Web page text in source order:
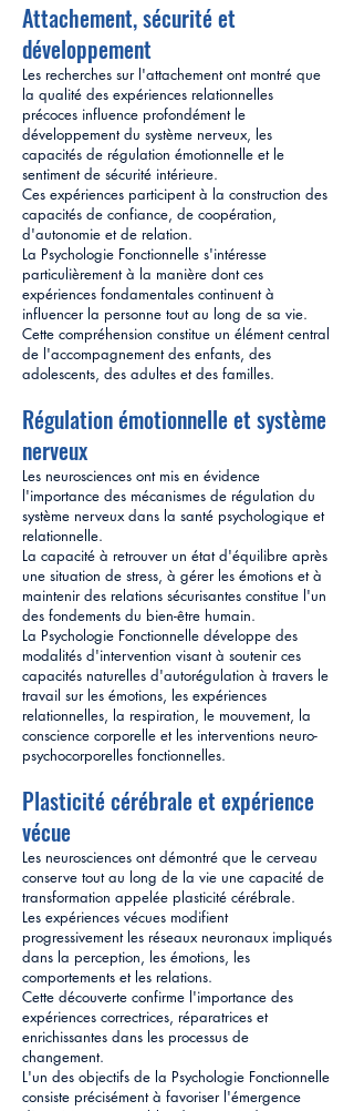
Attachement, sécurité et
développement
Les recherches sur l'attachement ont montré que
la qualité des expériences relationnelles
précoces influence profondément le
développement du système nerveux, les
capacités de régulation émotionnelle et le
sentiment de sécurité intérieure.
Ces expériences participent à la construction des
capacités de confiance, de coopération,
d'autonomie et de relation.
La Psychologie Fonctionnelle s'intéresse
particulièrement à la manière dont ces
expériences fondamentales continuent à
influencer la personne tout au long de sa vie.
Cette compréhension constitue un élément central
de l'accompagnement des enfants, des
adolescents, des adultes et des familles.
Régulation émotionnelle et système
nerveux
Les neurosciences ont mis en évidence
l'importance des mécanismes de régulation du
système nerveux dans la santé psychologique et
relationnelle.
La capacité à retrouver un état d'équilibre après
une situation de stress, à gérer les émotions et à
maintenir des relations sécurisantes constitue l'un
des fondements du bien-être humain.
La Psychologie Fonctionnelle développe des
modalités d'intervention visant à soutenir ces
capacités naturelles d'autorégulation à travers le
travail sur les émotions, les expériences
relationnelles, la respiration, le mouvement, la
conscience corporelle et les interventions neuro-
psychocorporelles fonctionnelles.
Plasticité cérébrale et expérience
vécue
Les neurosciences ont démontré que le cerveau
conserve tout au long de la vie une capacité de
transformation appelée plasticité cérébrale.
Les expériences vécues modifient
progressivement les réseaux neuronaux impliqués
dans la perception, les émotions, les
comportements et les relations.
Cette découverte confirme l'importance des
expériences correctrices, réparatrices et
enrichissantes dans les processus de
changement.
L'un des objectifs de la Psychologie Fonctionnelle
consiste précisément à favoriser l'émergence